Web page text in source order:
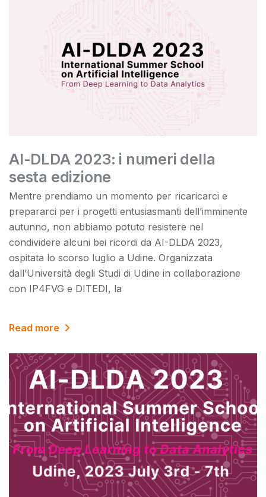
AI-DLDA 2023: i numeri della
sesta edizione
Mentre prendiamo un momento per ricaricarci e
prepararci per i progetti entusiasmanti dell’imminente
autunno, non abbiamo potuto resistere nel
condividere alcuni bei ricordi da AI-DLDA 2023,
ospitata lo scorso luglio a Udine. Organizzata
dall’Università degli Studi di Udine in collaborazione
con IP4FVG e DITEDI, la
Read more